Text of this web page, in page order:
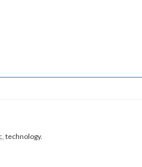
technology.